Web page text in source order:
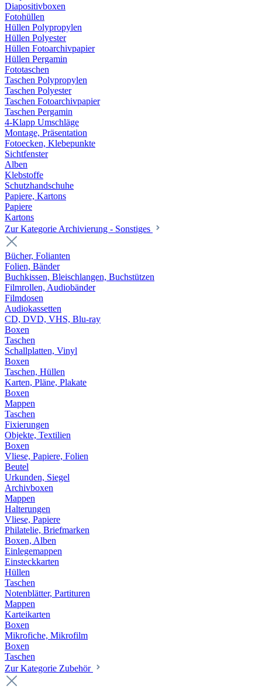
Diapositivboxen
Fotohüllen
Hüllen Polypropylen
Hüllen Polyester
Hüllen Fotoarchivpapier
Hüllen Pergamin
Fototaschen
Taschen Polypropylen
Taschen Polyester
Taschen Fotoarchivpapier
Taschen Pergamin
4-Klapp Umschläge
Montage, Präsentation
Fotoecken, Klebepunkte
Sichtfenster
Alben
Klebstoffe
Schutzhandschuhe
Papiere, Kartons
Papiere
Kartons
Zur Kategorie Archivierung - Sonstiges
Bücher, Folianten
Folien, Bänder
Buchkissen, Bleischlangen, Buchstützen
Filmrollen, Audiobänder
Filmdosen
Audiokassetten
CD, DVD, VHS, Blu-ray
Boxen
Taschen
Schallplatten, Vinyl
Boxen
Taschen, Hüllen
Karten, Pläne, Plakate
Boxen
Mappen
Taschen
Fixierungen
Objekte, Textilien
Boxen
Vliese, Papiere, Folien
Beutel
Urkunden, Siegel
Archivboxen
Mappen
Halterungen
Vliese, Papiere
Philatelie, Briefmarken
Boxen, Alben
Einlegemappen
Einsteckkarten
Hüllen
Taschen
Notenblätter, Partituren
Mappen
Karteikarten
Boxen
Mikrofiche, Mikrofilm
Boxen
Taschen
Zur Kategorie Zubehör